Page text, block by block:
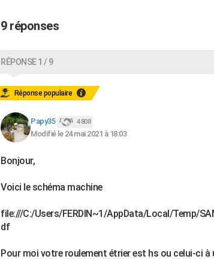
9 réponses
RÉPONSE 1 / 9
Réponse populaire
Papy35 4 808
Modifié le 24 mai 2021 à 18:03
Bonjour,
Voici le schéma machine
file:///C:/Users/FERDIN~1/AppData/Local/Temp/
df
Pour moi votre roulement étrier est hs ou celui-ci à